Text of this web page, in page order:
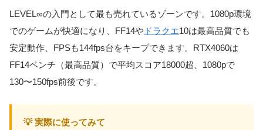
LEVEL∞の入門として最も売れているゾーンです。1080p環境
でのゲームが快適になり、FF14や ドラクエ10は最高品質でも
安定動作、FPSも144fps台をキープできます。RTX4060は
FF14ベンチ（最高品質）で平均スコア18000超、1080pで
130〜150fps前後です。
💡 実際に使ってみて